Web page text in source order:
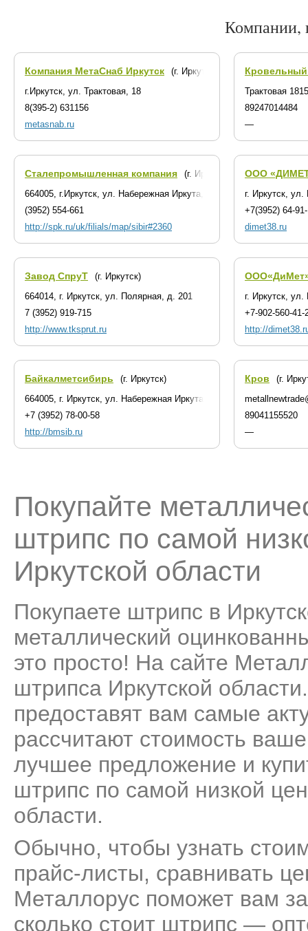
Компании,
Компания МетаСнаб Иркутск
(г. Иркутск)
г.Иркутск, ул. Трактовая, 18
8(395-2) 631156
metasnab.ru
Трактовая 1815
89247014484
—
Сталепромышленная компания
(г. Иркутск)
664005, г.Иркутск, ул. Набережная Иркута, 1
(3952) 554-661
http://spk.ru/uk/filials/map/sibir#2360
ООО
г. Иркутск,
+7(3952) 64-
dimet38.ru
Завод СпруТ
(г. Иркутск)
664014, г. Иркутск, ул. Полярная, д. 201
7 (3952) 919-715
http://www.tksprut.ru
г. Иркутск,
+7-902-560-41-
http://
Байкалметсибирь
(г. Иркутск)
664005, г. Иркутск, ул. Набережная Иркута, 1А
+7 (3952) 78-00-58
http://bmsib.ru
Кров
(г.
89041155520
—
Покупайте
штрипс по самой
Иркутской области
Покупаете штрипс в
металлический
это просто! На сайте
штрипса Иркутской
предоставят вам самые
рассчитают стоимость
лучшее предложение и
штрипс по самой низкой
области.
Обычно, чтобы узнать
прайс-листы, сравнивать
Металлорус поможет вам
сколько стоит штрипс —